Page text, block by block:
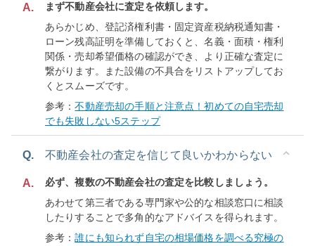
A.
まず不動産会社に査定を依頼します。
あらかじめ、登記済権利書・固定資産税納税通知書・
ローン残高証明を準備しておくと、名義・面積・権利
関係・売却希望価格の確認ができ、より正確な査定に
繋がります。また設備の不具合をリストアップしてお
くとスムーズです。
参考：不動産売却の手順と注意点！初めての自宅売却
でも失敗しない5ステップ
Q. 不動産会社の査定を信じて良いかわからない
A.
必ず、複数の不動産会社の査定を比較しましょう。
あわせて第三者である専門家や公的な相談窓口に相談
したりすることで多角的なアドバイスを得られます。
参考：誰にも知られず自宅の相場価格を調べる究極の